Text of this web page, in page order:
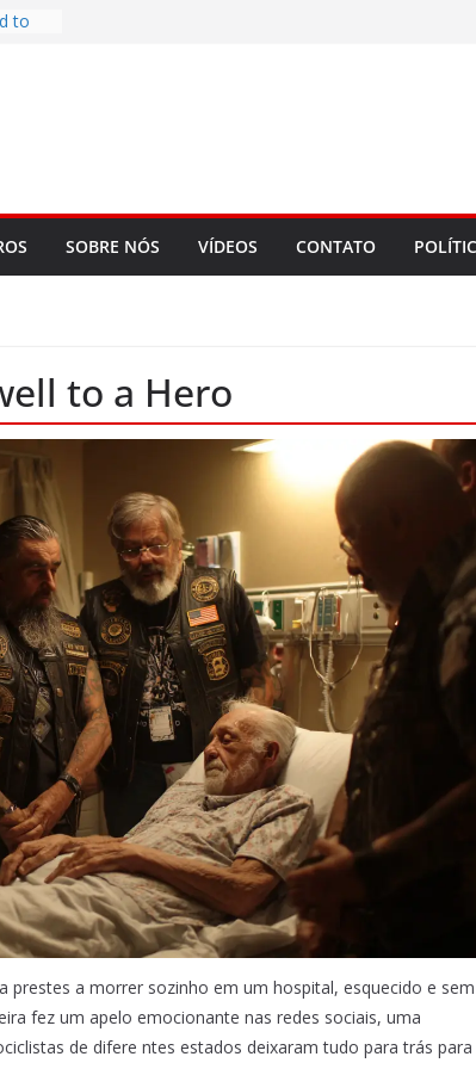
to
SOBRE NÓS VÍDEOS CONTATO
to a Hero
prestes a morrer sozinho em um hospital, esquecido e sem
fez um apelo emocionante nas redes sociais, uma
de difere ntes estados deixaram tudo para trás para